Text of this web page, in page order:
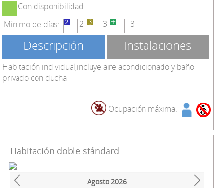
Con disponibilidad
Mínimo de días:
2 3 +3
Descripción Instalaciones
Habitación individual,incluye aire acondicionado y baño
privado con ducha
Ocupación máxima:
Habitación doble stándard
Agosto 2026